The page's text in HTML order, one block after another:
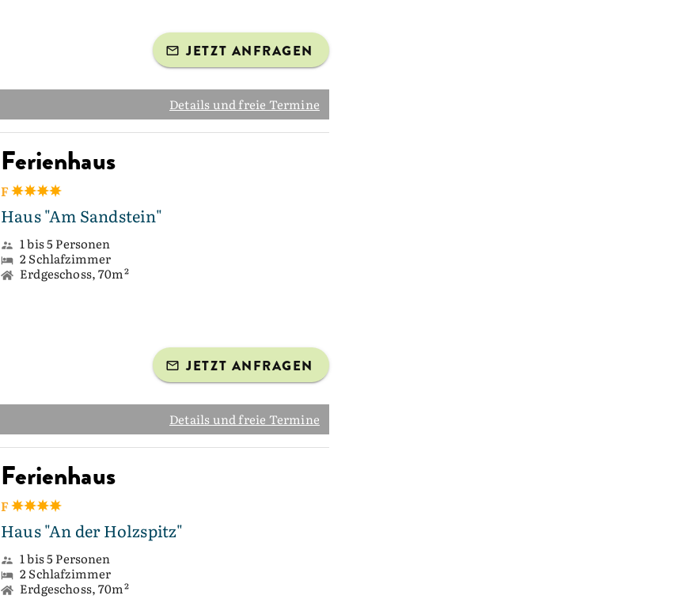
JETZT ANFRAGEN
Details und freie Termine
Ferienhaus
F
Haus "Am Sandstein"
1 bis 5 Personen
2 Schlafzimmer
Erdgeschoss, 70m²
JETZT ANFRAGEN
Details und freie Termine
Ferienhaus
F
Haus "An der Holzspitz"
1 bis 5 Personen
2 Schlafzimmer
Erdgeschoss, 70m²